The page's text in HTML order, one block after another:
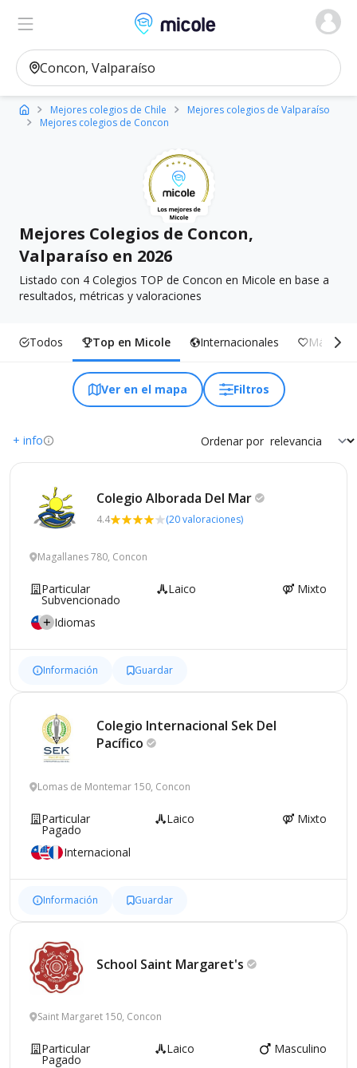
Micole, buscador de colegios
Ver en el mapa
Mejores colegios de Chile
Mejores colegios de Valparaíso
Mejores colegios de Concon
Mejores Colegios de Concon,
Valparaíso en 2026
Listado con 4 Colegios TOP de Concon en Micole en base a
resultados, métricas y valoraciones
Todos Top en Micole Internacionales Más
Ver en el mapa Filtros
+ info Ordenar por
Colegio Alborada Del Mar
4.4 (20 valoraciones)
Magallanes 780, Concon
Particular
Subvencionado
Laico Mixto
Idiomas
Información Guardar
Colegio Internacional Sek Del
Pacífico
Lomas de Montemar 150, Concon
Particular
Pagado
Laico Mixto
Internacional
Información Guardar
School Saint Margaret's
Saint Margaret 150, Concon
Particular
Pagado
Laico Masculino